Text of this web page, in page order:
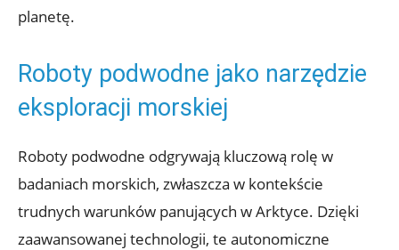
planetę.
Roboty​ podwodne jako ⁣narzędzie
eksploracji morskiej
Roboty podwodne odgrywają kluczową rolę⁤ w
⁤badaniach morskich, zwłaszcza⁤ w ‍kontekście
trudnych‍ warunków ⁢panujących w Arktyce. Dzięki
zaawansowanej technologii, te autonomiczne